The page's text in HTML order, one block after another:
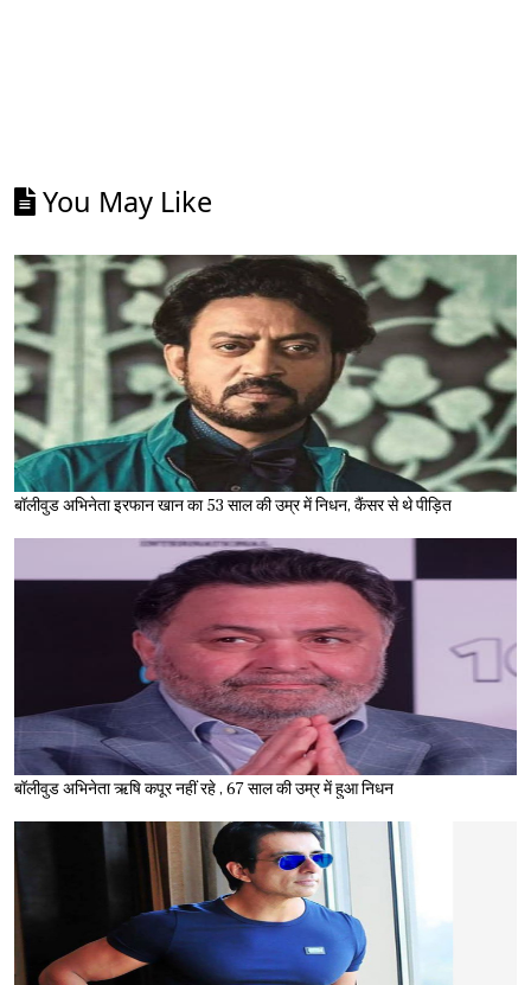
You May Like
बॉलीवुड अभिनेता इरफान खान का 53 साल की उम्र में निधन, कैंसर से थे पीड़ित
बॉलीवुड अभिनेता ऋषि कपूर नहीं रहे , 67 साल की उम्र में हुआ निधन